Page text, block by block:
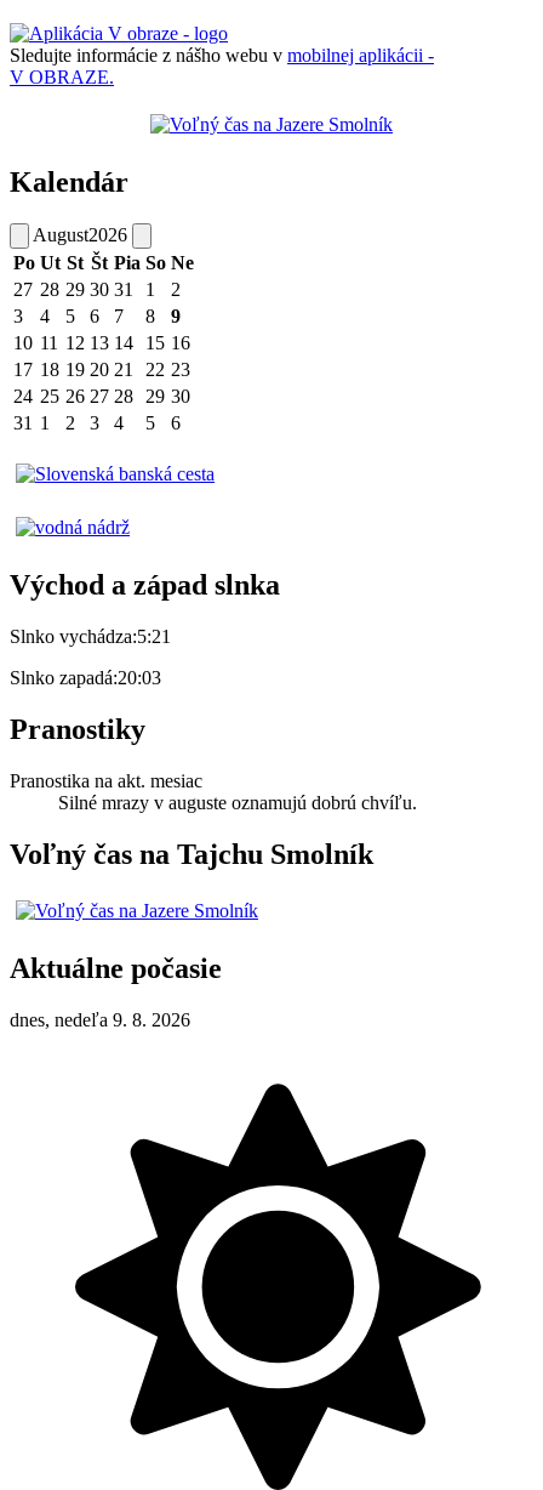
Sledujte informácie z nášho webu v mobilnej aplikácii -
V OBRAZE.
Kalendár
August2026
Po Ut St Št Pia So Ne
27 28 29 30 31 1
2
3
4 5 6 7 8
9
10 11 12 13 14 15 16
17 18 19 20 21 22 23
24 25 26 27 28 29 30
31 1 2 3 4 5 6
Východ a západ slnka
Slnko vychádza:5:21
Slnko zapadá:20:03
Pranostiky
Pranostika na akt. mesiac
Silné mrazy v auguste oznamujú dobrú chvíľu.
Voľný čas na Tajchu Smolník
Aktuálne počasie
dnes, nedeľa 9. 8. 2026